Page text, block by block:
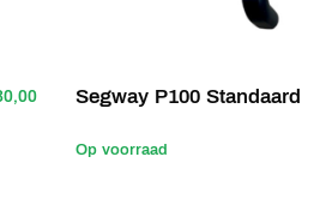
Segway P100 Standaard
Op voorraad